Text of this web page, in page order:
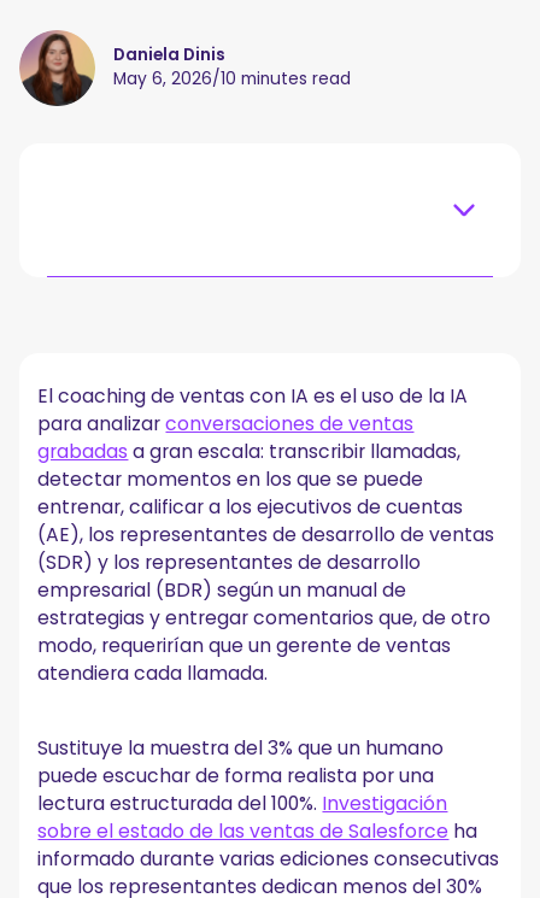
Daniela Dinis
May 6, 2026/10 minutes read
¿Cómo funciona realmente el coaching de ventas
con IA?
1. Captura y transcripción
2. Detección de señales
3. Comparación de cuadros de mando
4. Resumen y comentarios
5. Agregación y tendencias
Los límites realistas
Qué buscar en una herramienta
Implementarlo sin acabar con la adopción
Las cuestiones de contratación y operaciones
cambian
Dónde encaja MeetGeek para los equipos de ventas
El coaching de ventas con IA es el uso de la IA
para analizarconversaciones de ventas
grabadas a gran escala: transcribir llamadas,
detectar momentos en los que se puede
entrenar, calificar a los ejecutivos de cuentas
(AE), los representantes de desarrollo de ventas
(SDR) y los representantes de desarrollo
empresarial (BDR) según un manual de
estrategias y entregar comentarios que, de otro
modo, requerirían que un gerente de ventas
atendiera cada llamada.
Sustituye la muestra del 3% que un humano
puede escuchar de forma realista por una
lectura estructurada del 100%. Investigación
sobre el estado de las ventas de Salesforce ha
informado durante varias ediciones consecutivas
que los representantes dedican menos del 30%